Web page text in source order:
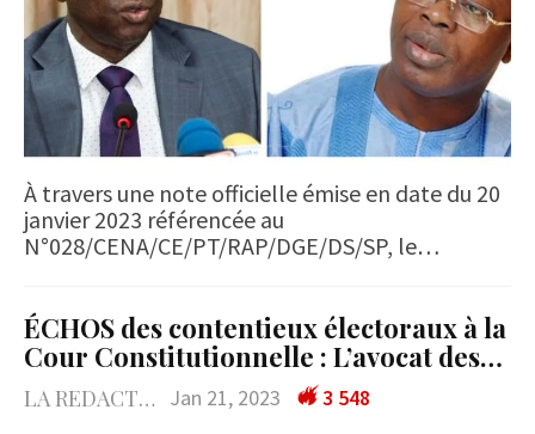
À travers une note officielle émise en date du 20
janvier 2023 référencée au
N°028/CENA/CE/PT/RAP/DGE/DS/SP, le…
ÉCHOS des contentieux électoraux à la
Cour Constitutionnelle : L’avocat des…
LA REDACTION Jan 21, 2023
3 548